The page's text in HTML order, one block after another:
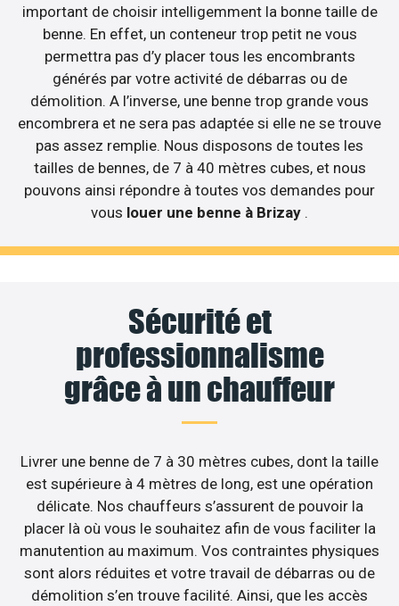
important de choisir intelligemment la bonne taille de
benne. En effet, un conteneur trop petit ne vous
permettra pas d’y placer tous les encombrants
générés par votre activité de débarras ou de
démolition. A l’inverse, une benne trop grande vous
encombrera et ne sera pas adaptée si elle ne se trouve
pas assez remplie. Nous disposons de toutes les
tailles de bennes, de 7 à 40 mètres cubes, et nous
pouvons ainsi répondre à toutes vos demandes pour
vous louer une benne à Brizay .
Sécurité et
professionnalisme
grâce à un chauffeur
Livrer une benne de 7 à 30 mètres cubes, dont la taille
est supérieure à 4 mètres de long, est une opération
délicate. Nos chauffeurs s’assurent de pouvoir la
placer là où vous le souhaitez afin de vous faciliter la
manutention au maximum. Vos contraintes physiques
sont alors réduites et votre travail de débarras ou de
démolition s’en trouve facilité. Ainsi, que les accès